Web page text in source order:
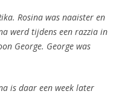
Rosina was naaister en
werd tijdens een razzia in
George. George was
is daar een week later